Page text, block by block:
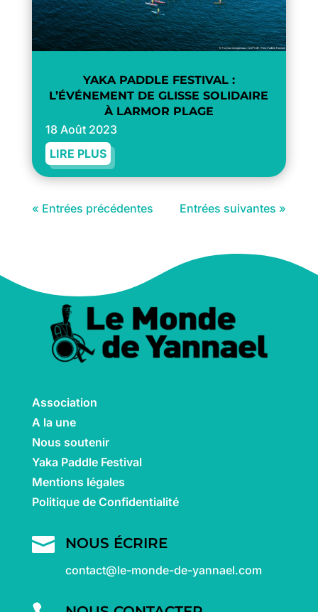
YAKA PADDLE FESTIVAL :
L’ÉVÉNEMENT DE GLISSE SOLIDAIRE
À LARMOR PLAGE
18 Août 2023
LIRE PLUS
« Entrées précédentes Entrées suivantes »
Association
A la une
Nous soutenir
Yaka Paddle Festival
Mentions légales
Politique de Confidentialité
 NOUS ÉCRIRE
contact@le-monde-de-yannael.com